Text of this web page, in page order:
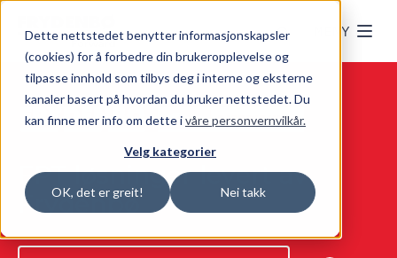
Dette nettstedet benytter informasjonskapsler
(cookies) for å forbedre din brukeropplevelse og
tilpasse innhold som tilbys deg i interne og eksterne
kanaler basert på hvordan du bruker nettstedet. Du
kan finne mer info om dette ivåre personvernvilkår.
Velg kategorier
OK, det er greit! Nei takk
MENY
FPT løsninger levert av
Frydenbø